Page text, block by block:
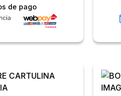
de pago